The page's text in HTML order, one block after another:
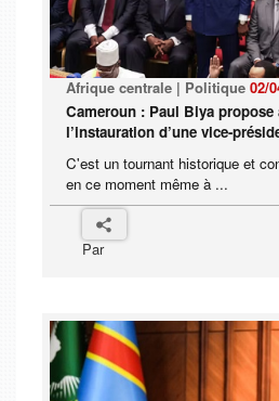
Afrique centrale | Politique 02/
Cameroun : Paul Biya propose
l’instauration d’une vice-
C'est un tournant historique et
en ce moment même à ...
Par